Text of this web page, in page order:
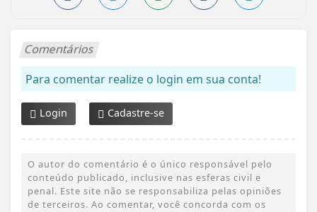
Comentários
Para comentar realize o login em sua conta!
Login Cadastre-se
O autor do comentário é o único responsável pelo
conteúdo publicado, inclusive nas esferas civil e
penal. Este site não se responsabiliza pelas opiniões
de terceiros. Ao comentar, você concorda com os